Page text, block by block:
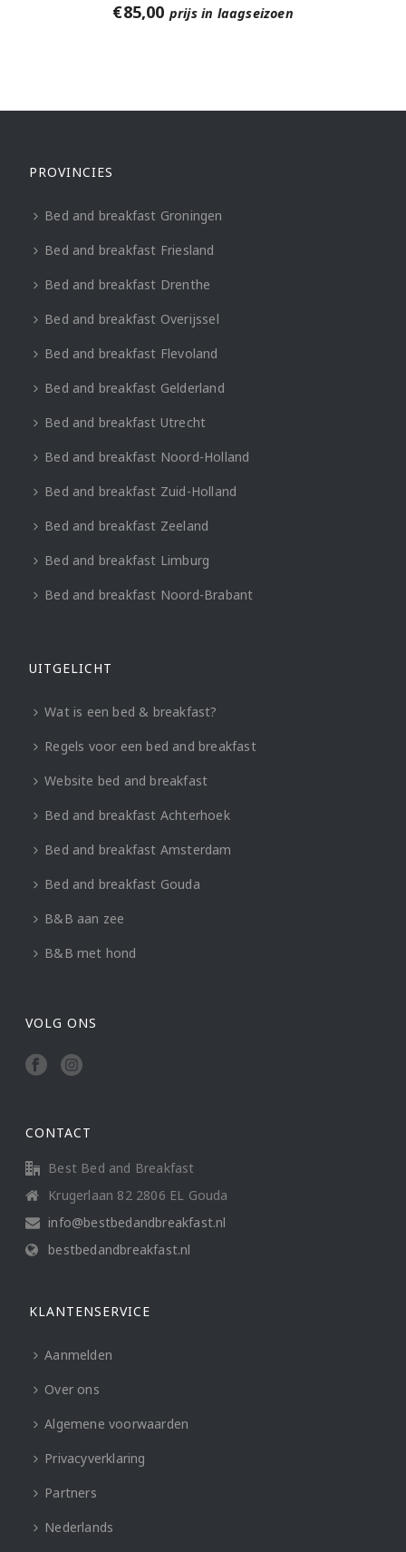
€85,00 prijs in laagseizoen
PROVINCIES
Bed and breakfast Groningen
Bed and breakfast Friesland
Bed and breakfast Drenthe
Bed and breakfast Overijssel
Bed and breakfast Flevoland
Bed and breakfast Gelderland
Bed and breakfast Utrecht
Bed and breakfast Noord-Holland
Bed and breakfast Zuid-Holland
Bed and breakfast Zeeland
Bed and breakfast Limburg
Bed and breakfast Noord-Brabant
UITGELICHT
Wat is een bed & breakfast?
Regels voor een bed and breakfast
Website bed and breakfast
Bed and breakfast Achterhoek
Bed and breakfast Amsterdam
Bed and breakfast Gouda
B&B aan zee
B&B met hond
VOLG ONS
CONTACT
Best Bed and Breakfast
Krugerlaan 82 2806 EL Gouda
info@bestbedandbreakfast.nl
bestbedandbreakfast.nl
KLANTENSERVICE
Aanmelden
Over ons
Algemene voorwaarden
Privacyverklaring
Partners
Nederlands